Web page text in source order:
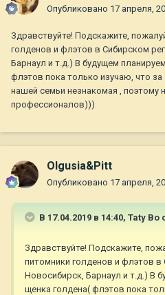
Опубликовано 17 апреля,
Здравствуйте! Подскажите,
голденов и флэтов в Сибирском
Барнаул и т.д.) В будущем
флэтов пока только изучаю, что
нашей семьи незнакомая , поэтому
профессионалов)))
Olgusia&Pitt
Опубликовано 17 апреля,
В 17.04.2019 в 14:40, Taty Bo
Здравствуйте! Подскажите,
питомники голденов и флэтов в
Новосибирск, Барнаул и т.д.) В
щенка голдена( флэтов пока